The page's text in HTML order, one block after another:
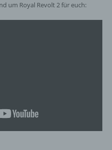
um Royal Revolt 2 für euch: